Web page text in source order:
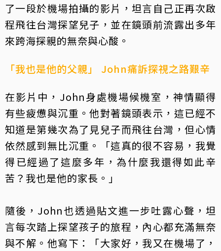
了一段於機場拍攝的影片，坦言自己正再次啟
程飛往台灣探望兒子，並在鏡頭前流露出多年
來跨海探親的無奈與心酸。
「我也是他的父親」 John痛訴探視之路艱辛
在影片中，John身處機場候機室，神情顯得
有些疲憊與沉重。他對著鏡頭表示，這已經不
知道是第幾次為了見兒子而飛往台灣，但心情
依然感到無比沉重。「這真的很不容易，我覺
得已經過了這麼多年，為什麼我還得如此辛
苦？我也是他的家長。」
隨後，John也透過貼文進一步吐露心聲，坦
言每次踏上探望孩子的旅程，內心都充滿無奈
與不解。他寫下：「大家好，我又在機場了，